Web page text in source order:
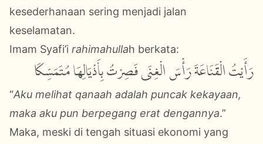
kesederhanaan sering menjadi jalan
keselamatan.
Imam Syafi’i rahimahullah berkata:
رَأَيْتُ الْقَنَاعَةَ رَأْسَ الْغِنَى فَصِرْتُ بِأَذْيَالِهَا مُتَمَسِّكَا
“Aku melihat qanaah adalah puncak kekayaan,
maka aku pun berpegang erat dengannya.”
Maka, meski di tengah situasi ekonomi yang